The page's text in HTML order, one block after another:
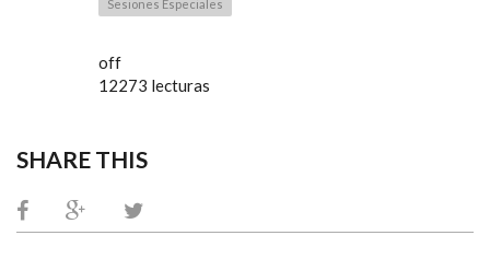
Sesiones Especiales
off
12273 lecturas
SHARE THIS